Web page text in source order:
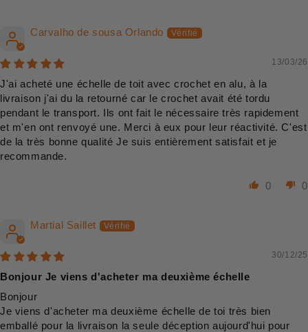
Carvalho de sousa Orlando
13/03/26
J'ai acheté une échelle de toit avec crochet en alu, à la
livraison j'ai du la retourné car le crochet avait été tordu
pendant le transport. Ils ont fait le nécessaire très rapidement
et m'en ont renvoyé une. Merci à eux pour leur réactivité. C'est
de la très bonne qualité Je suis entièrement satisfait et je
recommande.
0 0
Martial Saillet
30/12/25
Bonjour Je viens d'acheter ma deuxième échelle
Bonjour
Je viens d'acheter ma deuxième échelle de toi très bien
emballé pour la livraison la seule déception aujourd'hui pour